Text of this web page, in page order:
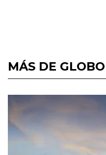
MÁS DE